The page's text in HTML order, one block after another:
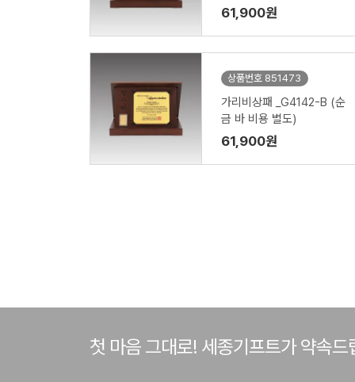
61,900원
상품번호 851473
가리비상패 _G4142-B (순
금 바 비용 별도)
61,900원
첫 마음 그대로! 세종기프트가 약속드